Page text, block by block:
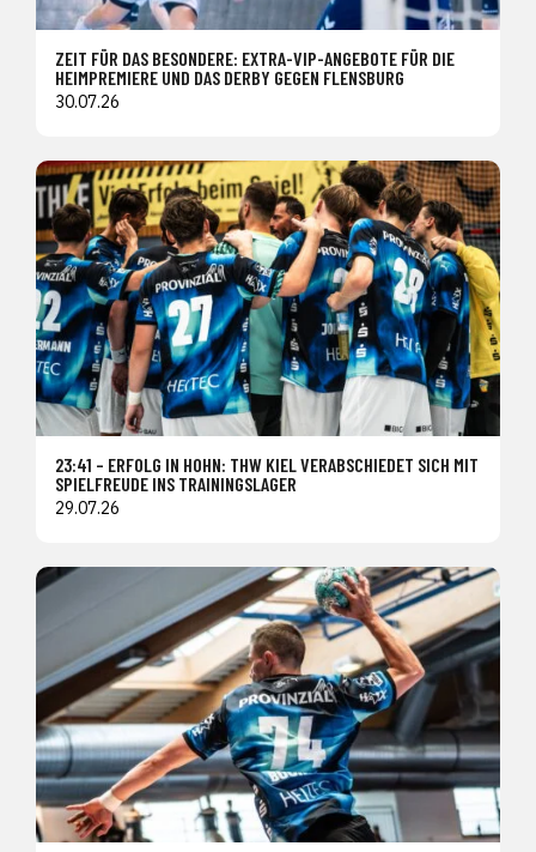
ZEIT FÜR DAS BESONDERE: EXTRA-VIP-ANGEBOTE FÜR DIE
HEIMPREMIERE UND DAS DERBY GEGEN FLENSBURG
30.07.26
23:41 – ERFOLG IN HOHN: THW KIEL VERABSCHIEDET SICH MIT
SPIELFREUDE INS TRAININGSLAGER
29.07.26